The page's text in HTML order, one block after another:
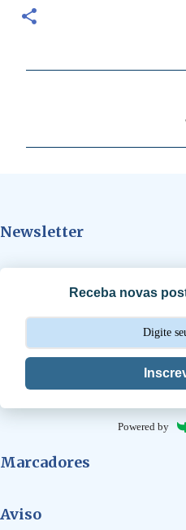
á
s
Newsletter
Receba novas
Powered by
Marcadores
Aviso